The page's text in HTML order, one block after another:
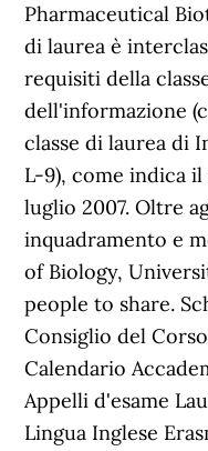
Pharmaceutical
di laurea è
requisiti della
dell'informazione
classe di laurea di
L-9), come indica
luglio 2007. Oltre
inquadramento e
of Biology,
people to share.
Consiglio del
Calendario
Appelli d'esame
Lingua Inglese